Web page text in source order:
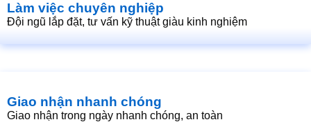
Làm việc chuyên nghiệp
Đội ngũ lắp đặt, tư vấn kỹ thuật giàu kinh nghiệm
Giao nhận nhanh chóng
Giao nhận trong ngày nhanh chóng, an toàn